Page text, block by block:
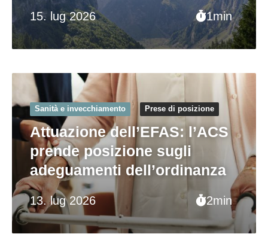
15. lug 2026 1min
13. lug 2026 2min
Sanità e invecchiamento Prese di posizione
Attuazione dell’EFAS: l’ACS
prende posizione sugli
adeguamenti dell’ordinanza